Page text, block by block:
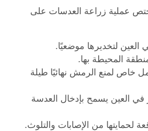
عملية زراعة العدسات على
لتخديرها موضعيًا.
المحيطة بها.
خاص لمنع الرمش نهائيًا طيلة
العين يسمح بإدخال العدسة
لحمايتها من الإصابات والتلوث.